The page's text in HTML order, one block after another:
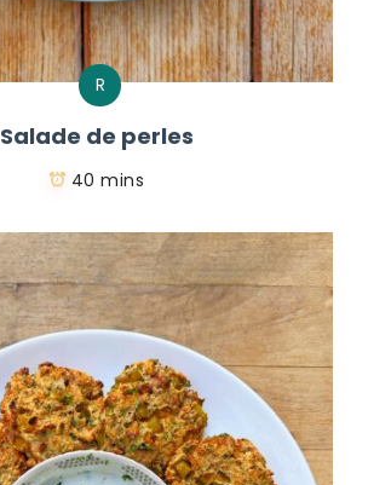
R
Salade de perles
40 mins